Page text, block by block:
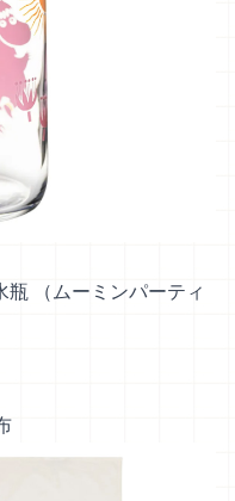
（ムーミンパーティ